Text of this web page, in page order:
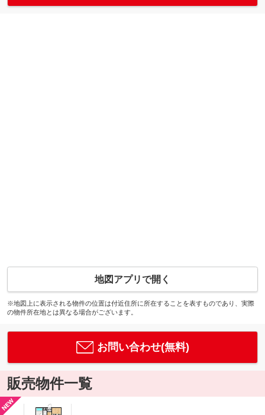
地図アプリで開く
※地図上に表示される物件の位置は付近住所に所在することを表すものであり、実際
の物件所在地とは異なる場合がございます。
お問い合わせ(無料)
販売物件一覧